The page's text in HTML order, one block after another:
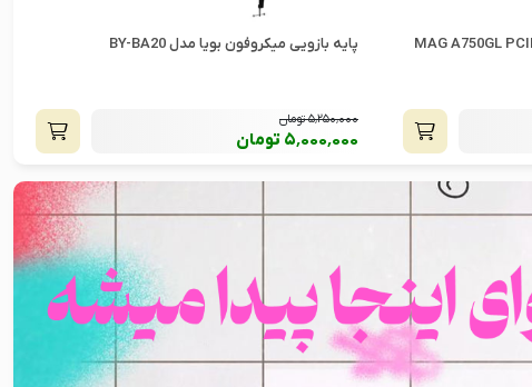
ریسه هوشمند تلویزیون 55-65 اینچ گووی مدل ی
59٬000٬000تومان
62٬000٬000تومان